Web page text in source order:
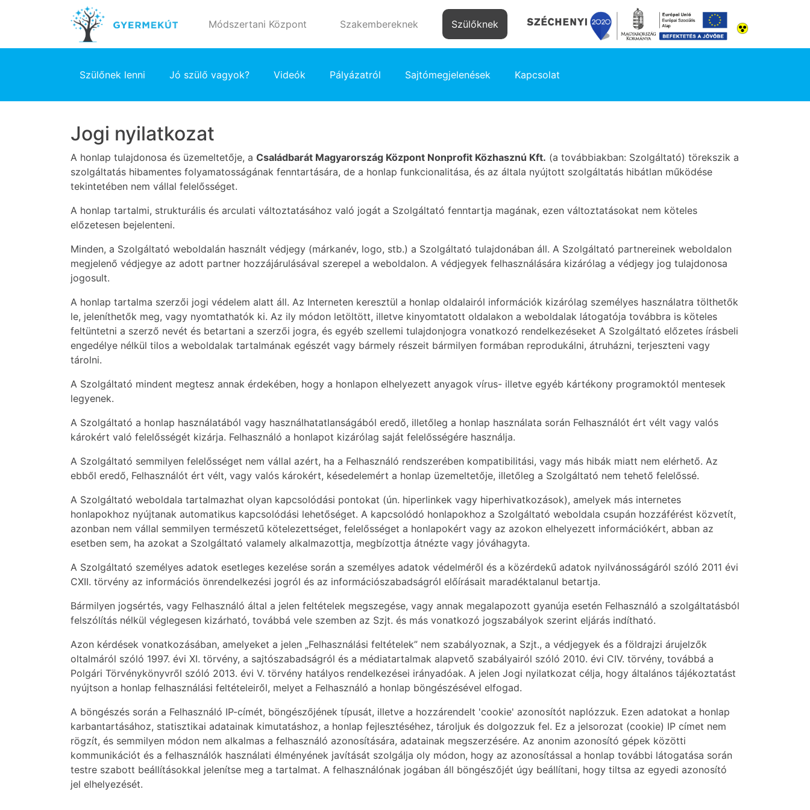
Módszertani Központ Szakembereknek Szülőknek
Szülőnek lenni Jó szülő vagyok? Videók Pályázatról Sajtómegjelenések Kapcsolat
Jogi nyilatkozat
A honlap tulajdonosa és üzemeltetője, a Családbarát Magyarország Központ Nonprofit Közhasznú Kft. (a továbbiakban: Szolgáltató) törekszik a
szolgáltatás hibamentes folyamatosságának fenntartására, de a honlap funkcionalitása, és az általa nyújtott szolgáltatás hibátlan működése
tekintetében nem vállal felelősséget.
A honlap tartalmi, strukturális és arculati változtatásához való jogát a Szolgáltató fenntartja magának, ezen változtatásokat nem köteles
előzetesen bejelenteni.
Minden, a Szolgáltató weboldalán használt védjegy (márkanév, logo, stb.) a Szolgáltató tulajdonában áll. A Szolgáltató partnereinek weboldalon
megjelenő védjegye az adott partner hozzájárulásával szerepel a weboldalon. A védjegyek felhasználására kizárólag a védjegy jog tulajdonosa
jogosult.
A honlap tartalma szerzői jogi védelem alatt áll. Az Interneten keresztül a honlap oldalairól információk kizárólag személyes használatra tölthetők
le, jeleníthetők meg, vagy nyomtathatók ki. Az ily módon letöltött, illetve kinyomtatott oldalakon a weboldalak látogatója továbbra is köteles
feltüntetni a szerző nevét és betartani a szerzői jogra, és egyéb szellemi tulajdonjogra vonatkozó rendelkezéseket A Szolgáltató előzetes írásbeli
engedélye nélkül tilos a weboldalak tartalmának egészét vagy bármely részeit bármilyen formában reprodukálni, átruházni, terjeszteni vagy
tárolni.
A Szolgáltató mindent megtesz annak érdekében, hogy a honlapon elhelyezett anyagok vírus- illetve egyéb kártékony programoktól mentesek
legyenek.
A Szolgáltató a honlap használatából vagy használhatatlanságából eredő, illetőleg a honlap használata során Felhasználót ért vélt vagy valós
károkért való felelősségét kizárja. Felhasználó a honlapot kizárólag saját felelősségére használja.
A Szolgáltató semmilyen felelősséget nem vállal azért, ha a Felhasználó rendszerében kompatibilitási, vagy más hibák miatt nem elérhető. Az
ebből eredő, Felhasználót ért vélt, vagy valós károkért, késedelemért a honlap üzemeltetője, illetőleg a Szolgáltató nem tehető felelőssé.
A Szolgáltató weboldala tartalmazhat olyan kapcsolódási pontokat (ún. hiperlinkek vagy hiperhivatkozások), amelyek más internetes
honlapokhoz nyújtanak automatikus kapcsolódási lehetőséget. A kapcsolódó honlapokhoz a Szolgáltató weboldala csupán hozzáférést közvetít,
azonban nem vállal semmilyen természetű kötelezettséget, felelősséget a honlapokért vagy az azokon elhelyezett információkért, abban az
esetben sem, ha azokat a Szolgáltató valamely alkalmazottja, megbízottja átnézte vagy jóváhagyta.
A Szolgáltató személyes adatok esetleges kezelése során a személyes adatok védelméről és a közérdekű adatok nyilvánosságáról szóló 2011 évi
CXII. törvény az információs önrendelkezési jogról és az információszabadságról előírásait maradéktalanul betartja.
Bármilyen jogsértés, vagy Felhasználó által a jelen feltételek megszegése, vagy annak megalapozott gyanúja esetén Felhasználó a szolgáltatásból
felszólítás nélkül véglegesen kizárható, továbbá vele szemben az Szjt. és más vonatkozó jogszabályok szerint eljárás indítható.
Azon kérdések vonatkozásában, amelyeket a jelen „Felhasználási feltételek” nem szabályoznak, a Szjt., a védjegyek és a földrajzi árujelzők
oltalmáról szóló 1997. évi XI. törvény, a sajtószabadságról és a médiatartalmak alapvető szabályairól szóló 2010. évi CIV. törvény, továbbá a
Polgári Törvénykönyvről szóló 2013. évi V. törvény hatályos rendelkezései irányadóak. A jelen Jogi nyilatkozat célja, hogy általános tájékoztatást
nyújtson a honlap felhasználási feltételeiről, melyet a Felhasználó a honlap böngészésével elfogad.
A böngészés során a Felhasználó IP-címét, böngészőjének típusát, illetve a hozzárendelt 'cookie' azonosítót naplózzuk. Ezen adatokat a honlap
karbantartásához, statisztikai adatainak kimutatáshoz, a honlap fejlesztéséhez, tároljuk és dolgozzuk fel. Ez a jelsorozat (cookie) IP címet nem
rögzít, és semmilyen módon nem alkalmas a felhasználó azonosítására, adatainak megszerzésére. Az anonim azonosító gépek közötti
kommunikációt és a felhasználók használati élményének javítását szolgálja oly módon, hogy az azonosítással a honlap további látogatása során
testre szabott beállításokkal jelenítse meg a tartalmat. A felhasználónak jogában áll böngészőjét úgy beállítani, hogy tiltsa az egyedi azonosító
jel elhelyezését.